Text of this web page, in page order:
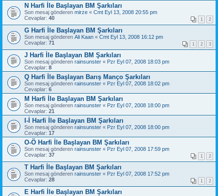
N Harfi İle Başlayan BM Şarkıları
Son mesaj gönderen mirze « Cmt Eyl 13, 2008 20:55 pm
Cevaplar: 40 1 2
G Harfi İle Başlayan BM Şarkıları
Son mesaj gönderen Ali Kaan « Cmt Eyl 13, 2008 16:12 pm
Cevaplar: 71 1 2 3
J Harfi İle Başlayan BM Şarkıları
Son mesaj gönderen rainsunster « Pzr Eyl 07, 2008 18:03 pm
Cevaplar: 8
Q Harfi İle Başlayan Barış Manço Şarkıları
Son mesaj gönderen rainsunster « Pzr Eyl 07, 2008 18:02 pm
Cevaplar: 6
M Harfi İle Başlayan BM Şarkıları
Son mesaj gönderen rainsunster « Pzr Eyl 07, 2008 18:00 pm
Cevaplar: 21
I-İ Harfi İle Başlayan BM Şarkıları
Son mesaj gönderen rainsunster « Pzr Eyl 07, 2008 18:00 pm
Cevaplar: 17
O-Ö Harfi İle Başlayan BM Şarkıları
Son mesaj gönderen rainsunster « Pzr Eyl 07, 2008 17:59 pm
Cevaplar: 37 1 2
T Harfi İle Başlayan BM Şarkıları
Son mesaj gönderen rainsunster « Pzr Eyl 07, 2008 17:52 pm
Cevaplar: 28 1 2
E Harfi İle Başlayan BM Şarkıları